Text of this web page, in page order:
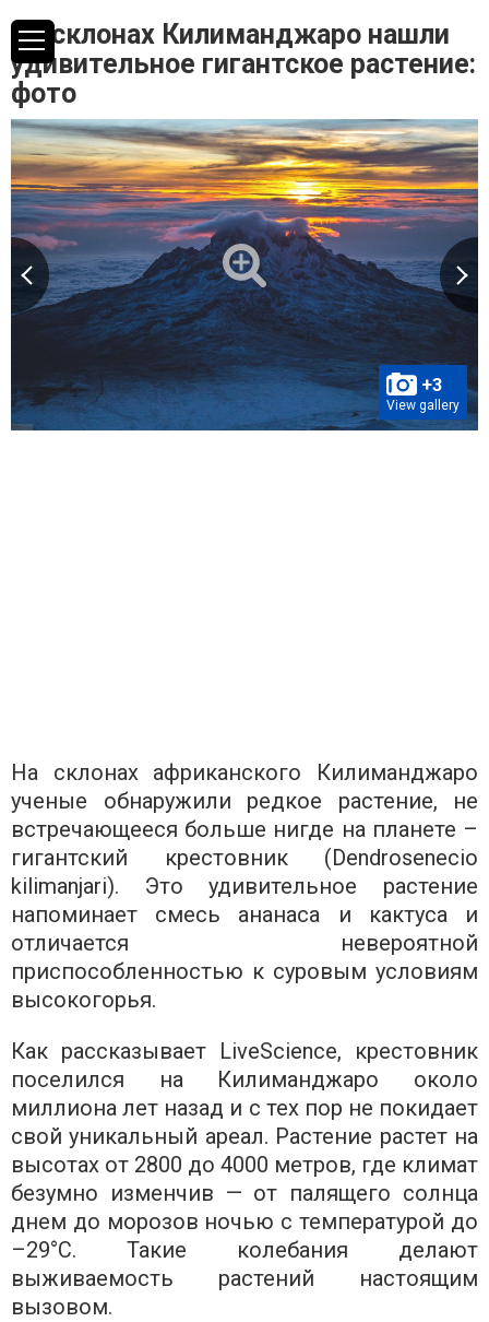
На склонах Килиманджаро нашли
удивительное гигантское растение:
фото
+3
View gallery
На склонах африканского Килиманджаро
ученые обнаружили редкое растение, не
встречающееся больше нигде на планете –
гигантский крестовник (Dendrosenecio
kilimanjari). Это удивительное растение
напоминает смесь ананаса и кактуса и
отличается невероятной
приспособленностью к суровым условиям
высокогорья.
Как рассказывает LiveScience, крестовник
поселился на Килиманджаро около
миллиона лет назад и с тех пор не покидает
свой уникальный ареал. Растение растет на
высотах от 2800 до 4000 метров, где климат
безумно изменчив — от палящего солнца
днем ​​до морозов ночью с температурой до
–29°C. Такие колебания делают
выживаемость растений настоящим
вызовом.